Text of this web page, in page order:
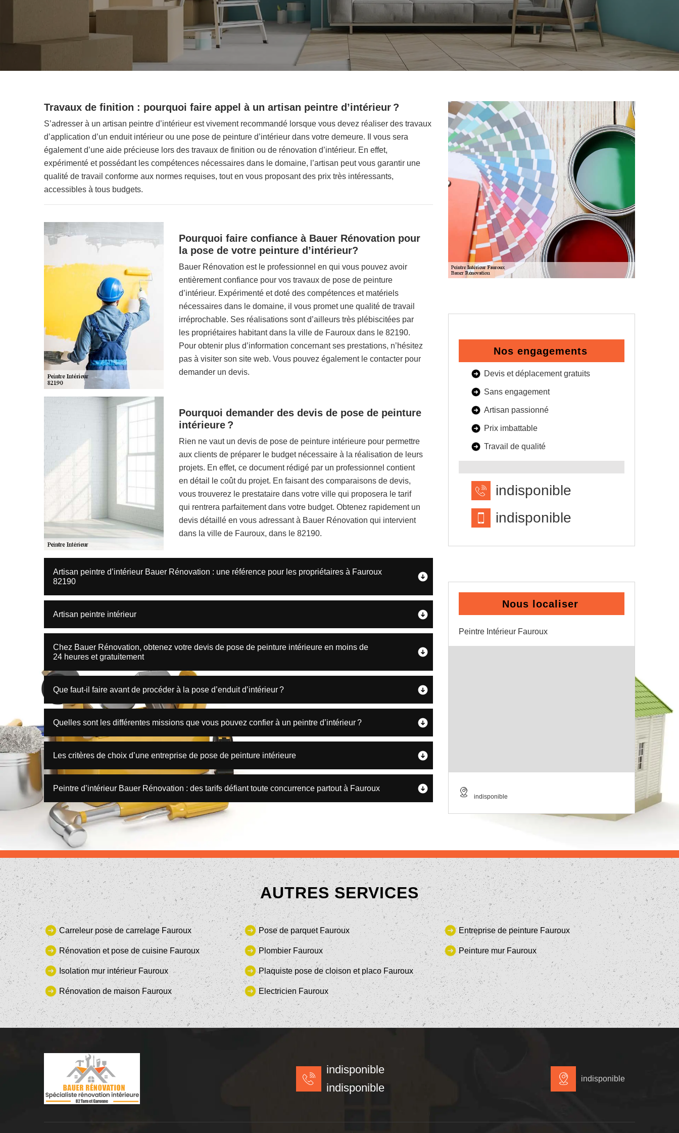
Travaux de finition : pourquoi faire appel à un artisan peintre d’intérieur ?
S’adresser à un artisan peintre d’intérieur est vivement recommandé lorsque vous devez réaliser des travaux
d’application d’un enduit intérieur ou une pose de peinture d’intérieur dans votre demeure. Il vous sera
également d’une aide précieuse lors des travaux de finition ou de rénovation d’intérieur. En effet,
expérimenté et possédant les compétences nécessaires dans le domaine, l’artisan peut vous garantir une
qualité de travail conforme aux normes requises, tout en vous proposant des prix très intéressants,
accessibles à tous budgets.
Pourquoi faire confiance à Bauer Rénovation pour
la pose de votre peinture d’intérieur?
Bauer Rénovation est le professionnel en qui vous pouvez avoir
entièrement confiance pour vos travaux de pose de peinture
d’intérieur. Expérimenté et doté des compétences et matériels
nécessaires dans le domaine, il vous promet une qualité de travail
irréprochable. Ses réalisations sont d’ailleurs très plébiscitées par
les propriétaires habitant dans la ville de Fauroux dans le 82190.
Pour obtenir plus d’information concernant ses prestations, n’hésitez
pas à visiter son site web. Vous pouvez également le contacter pour
demander un devis.
Pourquoi demander des devis de pose de peinture
intérieure ?
Rien ne vaut un devis de pose de peinture intérieure pour permettre
aux clients de préparer le budget nécessaire à la réalisation de leurs
projets. En effet, ce document rédigé par un professionnel contient
en détail le coût du projet. En faisant des comparaisons de devis,
vous trouverez le prestataire dans votre ville qui proposera le tarif
qui rentrera parfaitement dans votre budget. Obtenez rapidement un
devis détaillé en vous adressant à Bauer Rénovation qui intervient
dans la ville de Fauroux, dans le 82190.
Artisan peintre d’intérieur Bauer Rénovation : une référence pour les propriétaires à Fauroux
82190
Artisan peintre intérieur
Chez Bauer Rénovation, obtenez votre devis de pose de peinture intérieure en moins de
24 heures et gratuitement
Que faut-il faire avant de procéder à la pose d’enduit d’intérieur ?
Quelles sont les différentes missions que vous pouvez confier à un peintre d’intérieur ?
Les critères de choix d’une entreprise de pose de peinture intérieure
Peintre d’intérieur Bauer Rénovation : des tarifs défiant toute concurrence partout à Fauroux
Nos engagements
Devis et déplacement gratuits
Sans engagement
Artisan passionné
Prix imbattable
Travail de qualité
indisponible
indisponible
Nous localiser
Peintre Intérieur Fauroux
indisponible
AUTRES SERVICES
Carreleur pose de carrelage Fauroux
Rénovation et pose de cuisine Fauroux
Isolation mur intérieur Fauroux
Rénovation de maison Fauroux
Pose de parquet Fauroux
Plombier Fauroux
Plaquiste pose de cloison et placo Fauroux
Electricien Fauroux
Entreprise de peinture Fauroux
Peinture mur Fauroux
indisponible
indisponible
indisponible